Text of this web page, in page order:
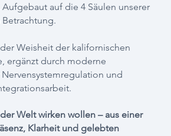
auf die 4 Säulen unserer
Weisheit der kalifornischen
ergänzt durch moderne
und
Welt wirken wollen – aus einer
Klarheit und gelebten